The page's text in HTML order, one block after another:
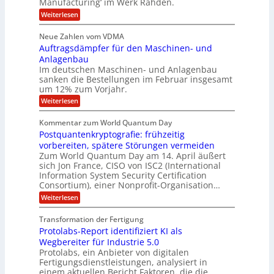
6
5
M
i
l
l
i
o
n
U
S
-
D
o
l
l
a
r
n
e
r
i
n
g
f
ü
r
E
M
E
A
u
n
d
L
a
t
e
i
n
o
n
3
.
2
m
t
A
p
s
o
l
u
t
e
r
e
s
i
g
w
i
r
d
C
h
i
e
f
C
u
s
t
o
m
e
r
O
ff
c
e
Manufacturing‘ im Werk Rahden.
Weiterlesen:
H
r
t
i
n
g
e
r
ö
f
n
e
t
K
o
m
p
e
t
e
n
z
n
t
r
u
Neue Zahlen vom VDMA
Auftragsdämpfer für den Maschinen- und
Anlagenbau
Im deutschen Maschinen- und Anlagenbau
sanken die Bestellungen im Februar insgesamt
um 12% zum Vorjahr.
Weiterlesen:
A
f
t
r
a
g
s
d
ä
m
p
e
f
ü
r
d
e
Kommentar zum World Quantum Day
Postquantenkryptografie: frühzeitig
vorbereiten, spätere Störungen vermeiden
Zum World Quantum Day am 14. April äußert
sich Jon France, CISO von ISC2 (International
Information System Security Certification
Consortium), einer Nonprofit-Organisation…
Weiterlesen:
P
s
t
q
u
a
n
Transformation der Fertigung
Protolabs-Report identifiziert KI als
Wegbereiter für Industrie 5.0
Protolabs, ein Anbieter von digitalen
Fertigungsdienstleistungen, analysiert in
einem aktuellen Bericht Faktoren, die die